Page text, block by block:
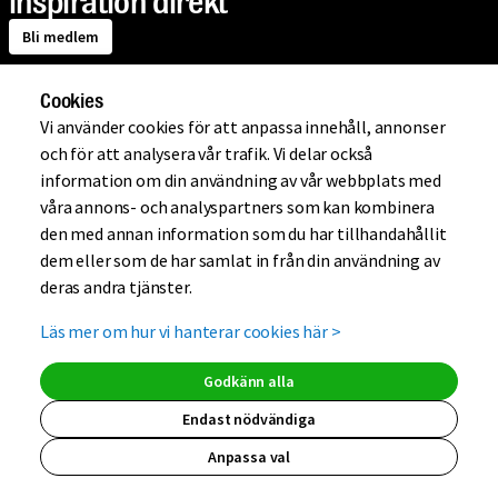
Bli medlem
Om Mio
Handla på Mio
Hjälp
Kundklubb
(extern länk,
(extern
(extern
Cookies
Vi använder cookies för att anpassa innehåll, annonser
och för att analysera vår trafik. Vi delar också
information om din användning av vår webbplats med
våra annons- och analyspartners som kan kombinera
den med annan information som du har tillhandahållit
dem eller som de har samlat in från din användning av
deras andra tjänster.
Läs mer om hur vi hanterar cookies här >
Anpassa val
Endast nödvändiga
Godkänn alla